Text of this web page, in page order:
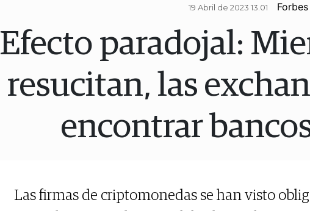
19 Abril de 2023 13.01
Efecto paradojal:
resucitan, las
encontrar
Las firmas de criptomonedas se han visto